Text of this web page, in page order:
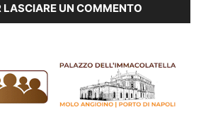
LASCIARE UN COMMENTO